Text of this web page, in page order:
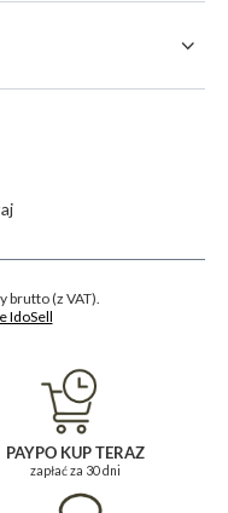
brutto (z VAT).
PAYPO KUP TERAZ
zapłać za 30 dni